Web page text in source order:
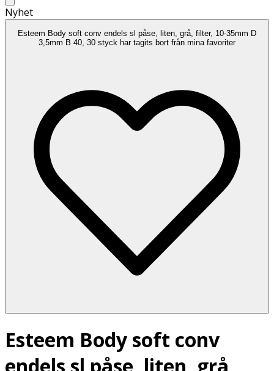
Nyhet
Esteem Body soft conv endels sl påse, liten, grå, filter, 10-35mm D
3,5mm B 40, 30 styck har tagits bort från mina favoriter
Esteem Body soft conv